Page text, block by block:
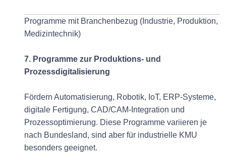
Programme mit Branchenbezug (Industrie, Produktion,
Medizintechnik)
7. Programme zur Produktions- und
Prozessdigitalisierung
Fördern Automatisierung, Robotik, IoT, ERP-Systeme,
digitale Fertigung, CAD/CAM-Integration und
Prozessoptimierung. Diese Programme variieren je
nach Bundesland, sind aber für industrielle KMU
besonders geeignet.